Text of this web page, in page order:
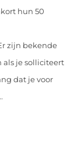
hun 50
zijn bekende
je solliciteert
dat je voor